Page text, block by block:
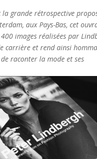
la grande rétrospective
aux Pays-Bas, cet
images réalisées par
carrière et rend ainsi
raconter la mode et ses